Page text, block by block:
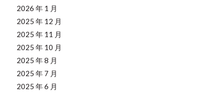
2026 年 1 月
2025 年 12 月
2025 年 11 月
2025 年 10 月
2025 年 8 月
2025 年 7 月
2025 年 6 月